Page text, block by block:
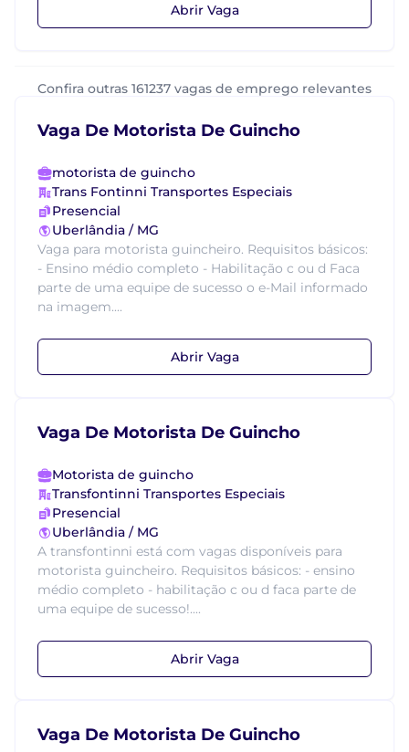
Abrir Vaga
Confira outras 161237 vagas de emprego relevantes
Vaga De Motorista De Guincho
motorista de guincho
Trans Fontinni Transportes Especiais
Presencial
Uberlândia / MG
Vaga para motorista guincheiro. Requisitos básicos:
- Ensino médio completo - Habilitação c ou d Faca
parte de uma equipe de sucesso o e-Mail informado
na imagem....
Abrir Vaga
Vaga De Motorista De Guincho
Motorista de guincho
Transfontinni Transportes Especiais
Presencial
Uberlândia / MG
A transfontinni está com vagas disponíveis para
motorista guincheiro. Requisitos básicos: - ensino
médio completo - habilitação c ou d faca parte de
uma equipe de sucesso!....
Abrir Vaga
Vaga De Motorista De Guincho